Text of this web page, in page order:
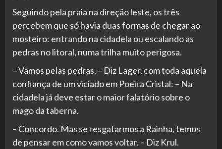
Seguindo pela praia na direção leste, os três
percebem que só havia duas formas de chegar ao
mosteiro: entrando na cidadela ou escalando as
pedras no litoral, numa trilha muito perigosa.
– Vamos pelas pedras. – Diz Lager, com toda aquela
confiança de um viciado em Poeira Cristal: – Na
cidadela já deve estar o maior falatório sobre o
mago da taberna.
– Concordo. Mas se resgatarmos a Rainha, temos
de pensar em como vamos voltar. – Diz Krul.